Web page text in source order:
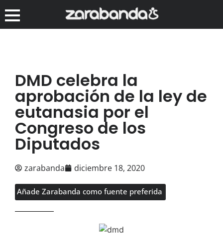
DMD celebra la
aprobación de la ley de
eutanasia por el
Congreso de los
Diputados
zarabanda diciembre 18, 2020
Añade Zarabanda como fuente preferida